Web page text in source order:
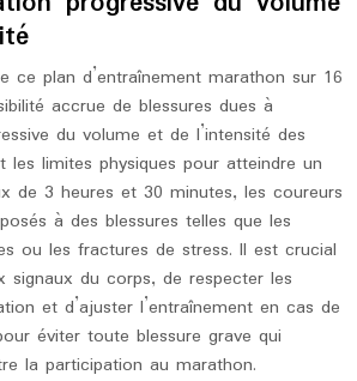
ce plan d’entraînement marathon sur 16
accrue de blessures dues à
du volume et de l’intensité des
les limites physiques pour atteindre un
de 3 heures et 30 minutes, les coureurs
à des blessures telles que les
ou les fractures de stress. Il est crucial
du corps, de respecter les
et d’ajuster l’entraînement en cas de
éviter toute blessure grave qui
la participation au marathon.